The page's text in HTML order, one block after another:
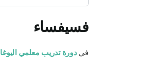
فسيفساء
فيدورة تدريب معلمي اليوغا